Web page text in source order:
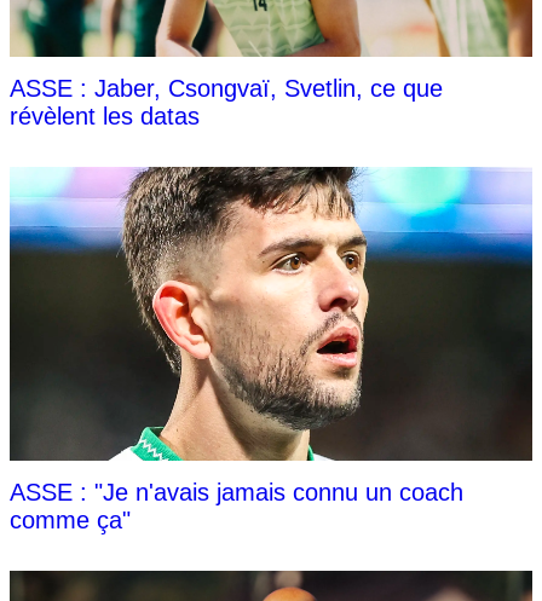
ASSE : Jaber, Csongvaï, Svetlin, ce que
révèlent les datas
ASSE : "Je n'avais jamais connu un coach
comme ça"